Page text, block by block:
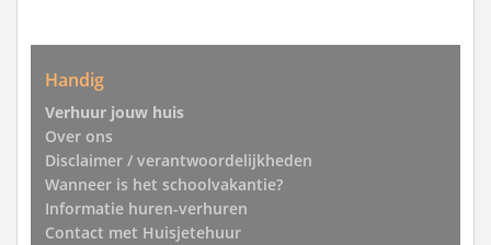
Handig
Verhuur jouw huis
Over ons
Disclaimer / verantwoordelijkheden
Wanneer is het schoolvakantie?
Informatie huren-verhuren
Contact met Huisjetehuur